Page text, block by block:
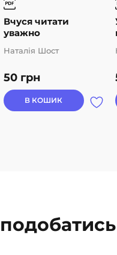
Вчуся читати
уважно
50 грн
Наталія Шост
В КОШИК